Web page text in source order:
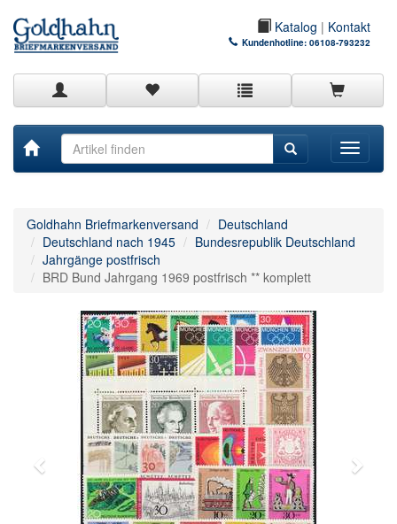
Katalog | Kontakt
Kundenhotline: 06108-793232
Toggle
Goldhahn Briefmarkenversand
Deutschland
Deutschland nach 1945
Bundesrepublik Deutschland
Jahrgänge postfrisch
BRD Bund Jahrgang 1969 postfrisch ** komplett